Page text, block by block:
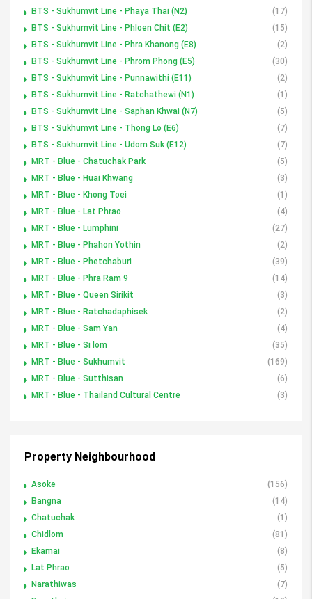
BTS - Sukhumvit Line - Phaya Thai (N2)
(17)
BTS - Sukhumvit Line - Phloen Chit (E2)
(15)
BTS - Sukhumvit Line - Phra Khanong (E8)
(2)
BTS - Sukhumvit Line - Phrom Phong (E5)
(30)
BTS - Sukhumvit Line - Punnawithi (E11)
(2)
BTS - Sukhumvit Line - Ratchathewi (N1)
(1)
BTS - Sukhumvit Line - Saphan Khwai (N7)
(5)
BTS - Sukhumvit Line - Thong Lo (E6)
(7)
BTS - Sukhumvit Line - Udom Suk (E12)
(7)
MRT - Blue - Chatuchak Park
(5)
MRT - Blue - Huai Khwang
(3)
MRT - Blue - Khong Toei
(1)
MRT - Blue - Lat Phrao
(4)
MRT - Blue - Lumphini
(27)
MRT - Blue - Phahon Yothin
(2)
MRT - Blue - Phetchaburi
(39)
MRT - Blue - Phra Ram 9
(14)
MRT - Blue - Queen Sirikit
(3)
MRT - Blue - Ratchadaphisek
(2)
MRT - Blue - Sam Yan
(4)
MRT - Blue - Si lom
(35)
MRT - Blue - Sukhumvit
(169)
MRT - Blue - Sutthisan
(6)
MRT - Blue - Thailand Cultural Centre
(3)
Property Neighbourhood
Asoke
(156)
Bangna
(14)
Chatuchak
(1)
Chidlom
(81)
Ekamai
(8)
Lat Phrao
(5)
Narathiwas
(7)